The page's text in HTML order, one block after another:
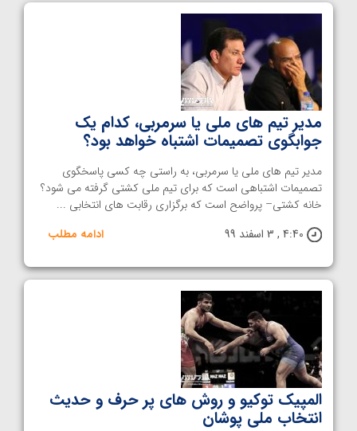
مدیر تیم های ملی یا سرمربی، کدام یک
جوابگوی تصمیمات اشتباه خواهد بود؟
مدیر تیم های ملی یا سرمربی، به راستی چه کسی پاسخگوی
تصمیمات اشتباهی است که برای تیم ملی کشتی گرفته می شود؟
خانه کشتی– پرواضح است که برگزاری رقابت های انتخابی ...
4:40 , 3 اسفند 99
ادامه مطلب
المپیک توکیو و روش های پر حرف و حدیث
انتخاب ملی پوشان